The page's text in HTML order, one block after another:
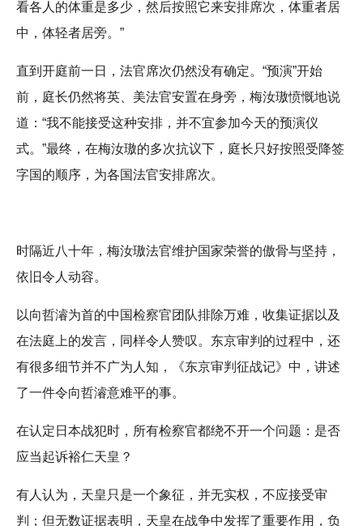
看各人的体重是多少，然后按照它来安排席次，体重者居
中，体轻者居旁。”
直到开庭前一日，法官席次仍然没有确定。“预演”开始
前，庭长仍然将英、美法官安置在身旁，梅汝璈愤慨地说
道：“我不能接受这种安排，并不宜参加今天的预演仪
式。”最终，在梅汝璈的多次抗议下，庭长只好按照受降签
字国的顺序，为各国法官安排席次。
时隔近八十年，梅汝璈法官维护国家荣誉的傲骨与坚持，
依旧令人动容。
以向哲濬为首的中国检察官团队排除万难，收集证据以及
在法庭上的发言，同样令人赞叹。东京审判的过程中，还
有很多细节并不广为人知，《东京审判征战记》中，讲述
了一件令向哲濬意难平的事。
在认定日本战犯时，所有检察官都绕不开一个问题：是否
应当起诉裕仁天皇？
有人认为，天皇只是一个象征，并无实权，不应接受审
判；但无数证据表明，天皇在战争中发挥了重要作用，负